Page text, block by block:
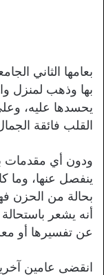
بعامها الثاني
بها وذهب لمنزل
يحسدها عليه،
القلب فائقة
ودون أي مقدمات
ينفصل عنها، وما
بحالة من الحزن
أنه يشعر
عن تفسيرها أو
انقضى عامين